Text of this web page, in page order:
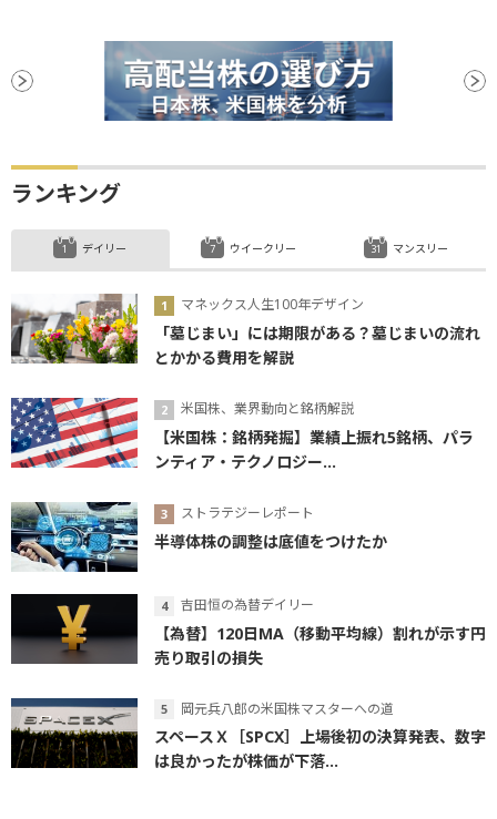
ランキング
デイリー
マネックス人生100年デザイン
「墓じまい」には期限がある？墓じまいの流れ
とかかる費用を解説
米国株、業界動向と銘柄解説
【米国株：銘柄発掘】業績上振れ5銘柄、パラ
ンティア・テクノロジー...
ストラテジーレポート
半導体株の調整は底値をつけたか
吉田恒の為替デイリー
【為替】120日MA（移動平均線）割れが示す円
売り取引の損失
岡元兵八郎の米国株マスターへの道
スペースＸ［SPCX］上場後初の決算発表、数字
は良かったが株価が下落...
ウイークリー マンスリー